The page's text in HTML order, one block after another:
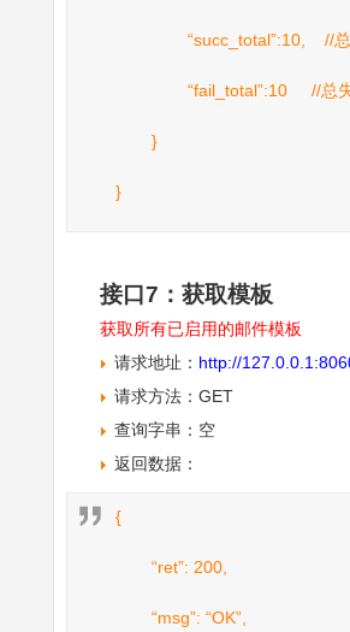
“succ_total”:10, //
“fail_total”:10 //总
}
}
接口7：获取模板
获取所有已启用的邮件模板
请求地址： http://
请求方法：GET
查询字串：空
返回数据：
{
“ret”: 200,
“msg”: “OK”,